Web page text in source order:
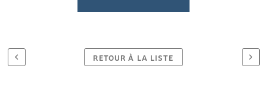
RETOUR À LA LISTE